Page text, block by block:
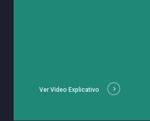
Ver Video Explicativo